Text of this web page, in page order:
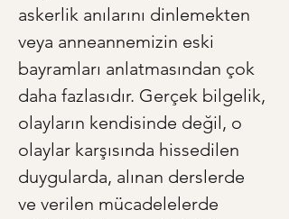
askerlik anılarını dinlemekten
veya anneannemizin eski
bayramları anlatmasından çok
daha fazlasıdır. Gerçek bilgelik,
olayların kendisinde değil, o
olaylar karşısında hissedilen
duygularda, alınan derslerde
ve verilen mücadelelerde